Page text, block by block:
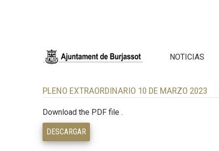
NOTICIAS
PLENO EXTRAORDINARIO 10 DE MARZO 2023
Download the PDF file .
DESCARGAR